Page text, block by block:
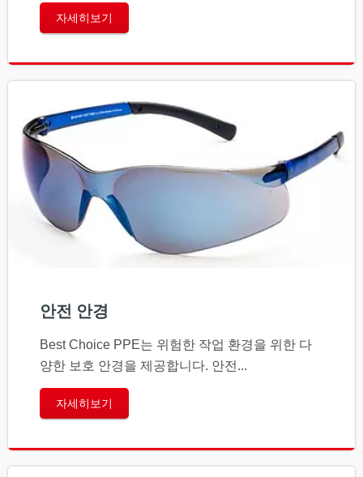
자세히보기
안전 안경
Best Choice PPE는 위험한 작업 환경을 위한 다
양한 보호 안경을 제공합니다. 안전...
자세히보기